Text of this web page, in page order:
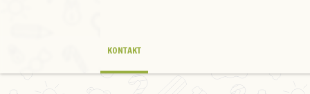
KONTAKT